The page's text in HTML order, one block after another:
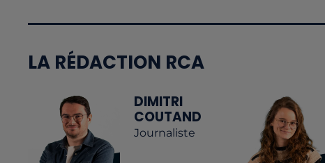
LA RÉDACTION RCA
DIMITRI
COUTAND
Journaliste